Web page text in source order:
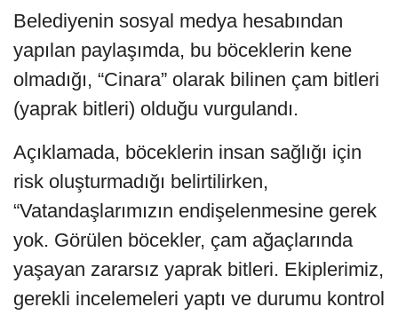
Belediyenin sosyal medya hesabından
yapılan paylaşımda, bu böceklerin kene
olmadığı, “Cinara” olarak bilinen çam bitleri
(yaprak bitleri) olduğu vurgulandı.
Açıklamada, böceklerin insan sağlığı için
risk oluşturmadığı belirtilirken,
“Vatandaşlarımızın endişelenmesine gerek
yok. Görülen böcekler, çam ağaçlarında
yaşayan zararsız yaprak bitleri. Ekiplerimiz,
gerekli incelemeleri yaptı ve durumu kontrol